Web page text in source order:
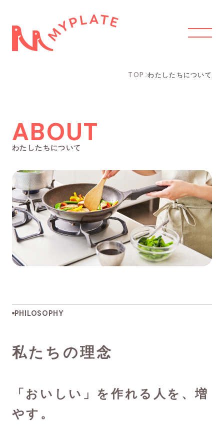
TOP わたしたちについて
ABOUT
わたしたちについて
PHILOSOPHY
私たちの理念
「おいしい」を作れる人を、増
やす。